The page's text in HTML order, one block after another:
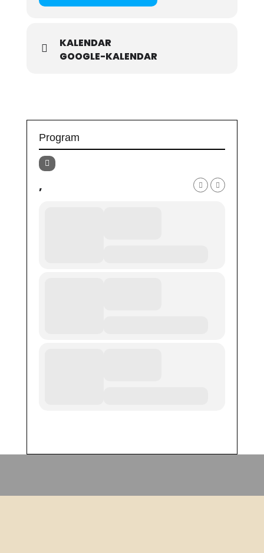
KALENDAR
GOOGLE-KALENDAR
Program
,